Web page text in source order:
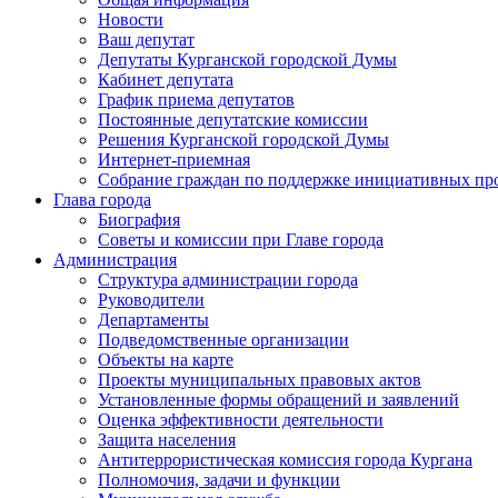
Новости
Ваш депутат
Депутаты Курганской городской Думы
Кабинет депутата
График приема депутатов
Постоянные депутатские комиссии
Решения Курганской городской Думы
Интернет-приемная
Собрание граждан по поддержке инициативных
Глава города
Биография
Советы и комиссии при Главе города
Администрация
Структура администрации города
Руководители
Департаменты
Подведомственные организации
Объекты на карте
Проекты муниципальных правовых актов
Установленные формы обращений и заявлений
Оценка эффективности деятельности
Защита населения
Антитеррористическая комиссия города Кургана
Полномочия, задачи и функции